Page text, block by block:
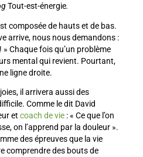
Tout-est-énergie.
composée de hauts et de bas.
arrive, nous nous demandons :
Chaque fois qu’un problème
mental qui revient. Pourtant,
ligne droite.
il arrivera aussi des
Comme le dit David
et coach de vie: « Ce que l’on
on l’apprend par la douleur ».
des épreuves que la vie
comprendre des bouts de